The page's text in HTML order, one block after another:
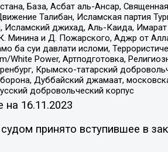
База, Асбат аль-Ансар,
Талибан, Исламская партия
джихад, Аль-Каида, Имарат
Минина и Д. Пожарского, Аджр от
ба суи давлати исломи,
Power, Артподготовка,
Крымско-татарский
Дуббайский джамаат,
добровольческий корпус
на 16.11.2023
принято вступившее в